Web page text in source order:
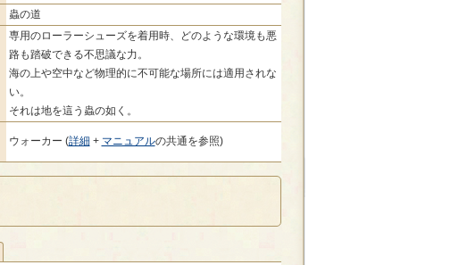
蟲の道
専用のローラーシューズを着用時、どのような環境も悪
路も踏破できる不思議な力。
海の上や空中など物理的に不可能な場所には適用されな
い。
それは地を這う蟲の如く。
ウォーカー (詳細 + マニュアルの共通を参照)